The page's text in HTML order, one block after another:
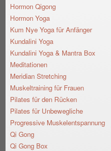
Hormon Qigong
Hormon Yoga
Kum Nye Yoga für Anfänger
Kundalini Yoga
Kundalini Yoga & Mantra Box
Meditationen
Meridian Stretching
Muskeltraining für Frauen
Pilates für den Rücken
Pilates für Unbewegliche
Progressive Muskelentspannung
Qi Gong
Qi Gong Box